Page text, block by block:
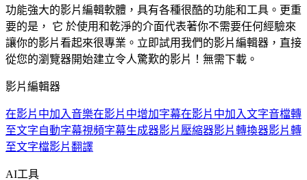
功能強大的影片編輯軟體，具有各種很酷的功能和工具。更重
要的是， 它 於使用和乾淨的介面代表著你不需要任何經驗來
讓你的影片看起來很專業。立即試用我們的影片編輯器，直接
從您的瀏覽器開始建立令人驚歎的影片！無需下載。
影片編輯器
在影片中加入音樂在影片中增加字幕在影片中加入文字音檔轉
至文字自動字幕視頻字幕生成器影片壓縮器影片轉換器影片轉
至文字檔影片翻譯
AI工具